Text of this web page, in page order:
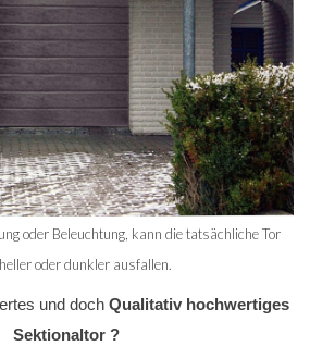
oder Beleuchtung, kann die tatsächliche Tor
oder dunkler ausfallen.
und doch Qualitativ hochwertiges
Sektionaltor ?